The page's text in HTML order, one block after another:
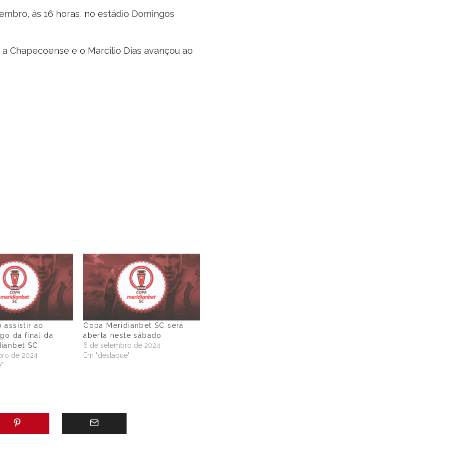
às 16 horas, no estádio Domingos
Chapecoense e o Marcílio Dias avançou ao
assistir ao
da final da
SC
de 2024
Copa Meridianbet SC será
aberta neste sábado
6 de setembro de 2024
Em "destaque"